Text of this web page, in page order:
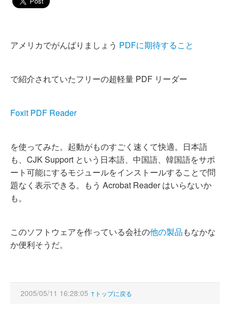
アメリカでがんばりましょう PDFに期待すること
で紹介されていたフリーの超軽量 PDF リーダー
Foxit PDF Reader
を使ってみた。起動がものすごく速くて快適。日本語
も、CJK Support という日本語、中国語、韓国語をサポ
ート可能にするモジュールをインストールすることで問
題なく表示できる。もう Acrobat Reader はいらないか
も。
このソフトウェアを作っている会社の他の製品もなかな
か便利そうだ。
2005/05/11 16:28:05 ↑トップに戻る